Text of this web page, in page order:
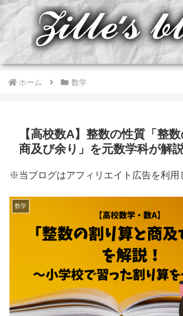
ホーム 数学
【高校数A】整数の性質「整
商及び余り」を元数学科が解
※当ブログはアフィリエイト広告を利用
数学